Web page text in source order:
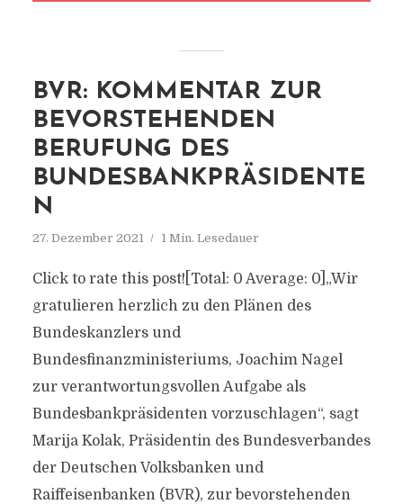
BVR: KOMMENTAR ZUR
BEVORSTEHENDEN
BERUFUNG DES
BUNDESBANKPRÄSIDENTE
N
27. Dezember 2021 1 Min. Lesedauer
Click to rate this post![Total: 0 Average: 0]„Wir
gratulieren herzlich zu den Plänen des
Bundeskanzlers und
Bundesfinanzministeriums, Joachim Nagel
zur verantwortungsvollen Aufgabe als
Bundesbankpräsidenten vorzuschlagen“, sagt
Marija Kolak, Präsidentin des Bundesverbandes
der Deutschen Volksbanken und
Raiffeisenbanken (BVR), zur bevorstehenden